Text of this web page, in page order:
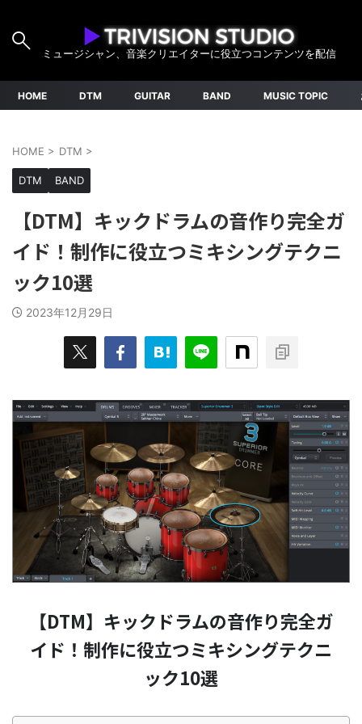
ミュージシャン、音楽クリエイターに役立つコンテンツを配信
HOME DTM GUITAR BAND MUSIC TOPIC
HOME > DTM >
DTM BAND
【DTM】キックドラムの音作り完全ガ
イド！制作に役立つミキシングテクニ
ック10選
2023年12月29日
【DTM】キックドラムの音作り完全ガ
イド！制作に役立つミキシングテクニ
ック10選